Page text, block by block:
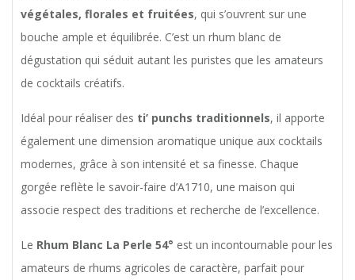
végétales, florales et fruitées, qui s’ouvrent sur une
bouche ample et équilibrée. C’est un rhum blanc de
dégustation qui séduit autant les puristes que les amateurs
de cocktails créatifs.
Idéal pour réaliser des ti’ punchs traditionnels, il apporte
également une dimension aromatique unique aux cocktails
modernes, grâce à son intensité et sa finesse. Chaque
gorgée reflète le savoir-faire d’A1710, une maison qui
associe respect des traditions et recherche de l’excellence.
Le Rhum Blanc La Perle 54° est un incontournable pour les
amateurs de rhums agricoles de caractère, parfait pour